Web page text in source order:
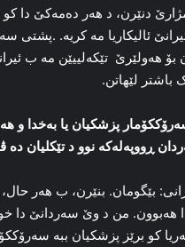
دنێرن، د هه‌ر ده‌مه‌کێ دا
ئالیکاریا مه‌ کریه‌. ‌.پشتی
هەولێرێ تێکەلییێن مە ب
باشتر لێهاتن.
پزشکیان یا به‌خدا و
ڕووپه‌له‌که‌ نوو د تێکلیان ده‌
بێگومان. بنێرن، ب هه‌ر
هه‌بوون‌. من د وێ سه‌ردانێ دا
کو برێز پزشکیان ببه‌